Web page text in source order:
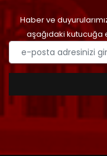
Haber ve
aşağıdaki kutucuğa